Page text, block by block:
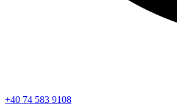
+40 74 583 9108